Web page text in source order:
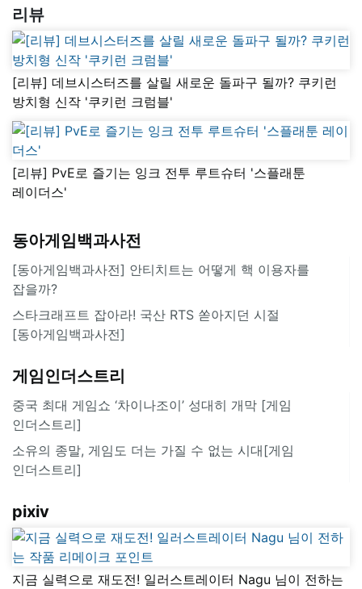
리뷰
[리뷰] 데브시스터즈를 살릴 새로운 돌파구 될까? 쿠키런
방치형 신작 '쿠키런 크럼블'
[리뷰] PvE로 즐기는 잉크 전투 루트슈터 '스플래툰
레이더스'
동아게임백과사전
[동아게임백과사전] 안티치트는 어떻게 핵 이용자를
잡을까?
스타크래프트 잡아라! 국산 RTS 쏟아지던 시절
[동아게임백과사전]
게임인더스트리
중국 최대 게임쇼 ‘차이나조이’ 성대히 개막 [게임
인더스트리]
소유의 종말, 게임도 더는 가질 수 없는 시대[게임
인더스트리]
pixiv
지금 실력으로 재도전! 일러스트레이터 Nagu 님이 전하는